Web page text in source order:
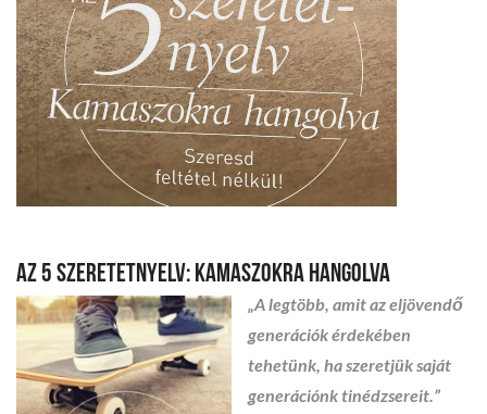
AZ 5 SZERETETNYELV: KAMASZOKRA HANGOLVA
„A legtöbb, amit az eljövendő
generációk érdekében
tehetünk, ha szeretjük saját
generációnk tinédzsereit.”